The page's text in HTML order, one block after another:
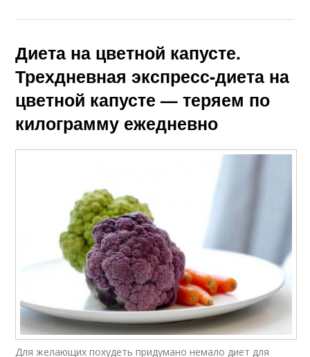
Диета на цветной капусте.
Трехдневная экспресс-диета на
цветной капусте — теряем по
килограмму ежедневно
Для желающих похудеть придумано немало диет для